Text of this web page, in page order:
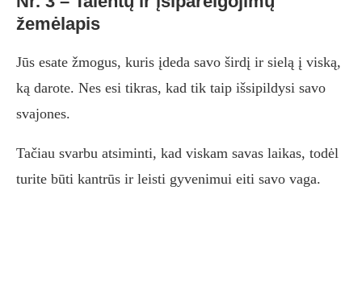
žemėlapis
Jūs esate žmogus, kuris įdeda savo širdį ir sielą į viską,
ką darote. Nes esi tikras, kad tik taip išsipildysi savo
svajones.
Tačiau svarbu atsiminti, kad viskam savas laikas, todėl
turite būti kantrūs ir leisti gyvenimui eiti savo vaga.